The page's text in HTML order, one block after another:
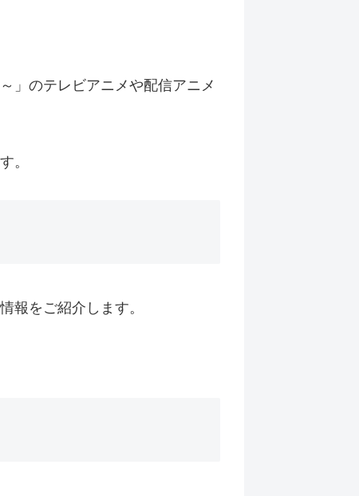
」のテレビアニメや配信アニメ
。
報をご紹介します。